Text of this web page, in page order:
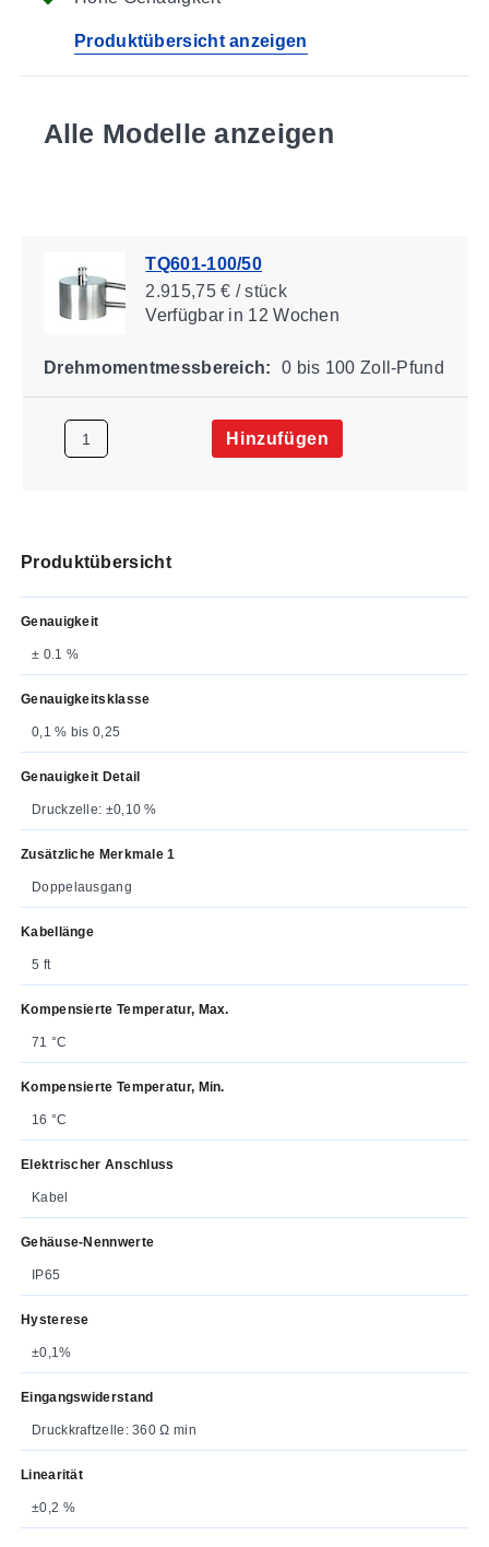
Produktübersicht anzeigen
Alle Modelle anzeigen
TQ601-100/50
2.915,75 € / stück
Verfügbarin 12 Wochen
Drehmomentmessbereich: 0 bis 100 Zoll-Pfund
Hinzufügen
Produktübersicht
Genauigkeit
± 0.1 %
Genauigkeitsklasse
0,1 % bis 0,25
Genauigkeit Detail
Druckzelle: ±0,10 %
Zusätzliche Merkmale 1
Doppelausgang
Kabellänge
5 ft
Kompensierte Temperatur, Max.
71 °C
Kompensierte Temperatur, Min.
16 °C
Elektrischer Anschluss
Kabel
Gehäuse-Nennwerte
IP65
Hysterese
±0,1%
Eingangswiderstand
Druckkraftzelle: 360 Ω min
Linearität
±0,2 %